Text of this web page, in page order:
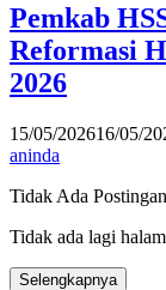
Pemkab
Reformasi
2026
15/05/202616/05/
aninda
Tidak Ada
Tidak ada lagi
Selengkapnya